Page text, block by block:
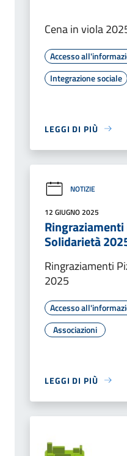
Cena in viola
Accesso
Integrazione sociale
LEGGI DI PIÙ
NOTIZIE
12 GIUGNO 2025
Solidarietà
Ringraziamenti
2025
Accesso
Associazioni
LEGGI DI PIÙ